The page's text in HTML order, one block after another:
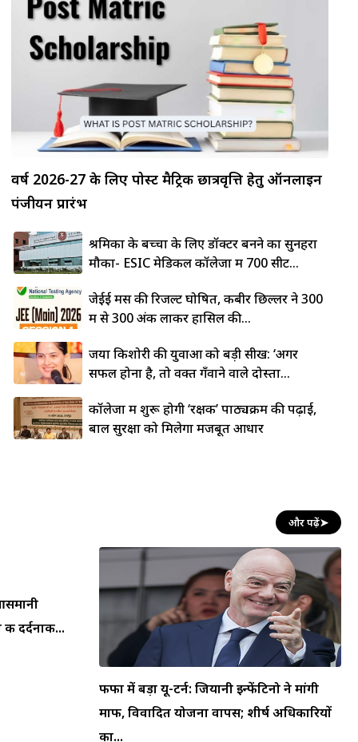
वर्ष 2026-27 के लिए पोस्ट मैट्रिक छात्रवृत्ति हेतु ऑनलाइन
पंजीयन प्रारंभ
श्रमिकों के बच्चों के लिए डॉक्टर बनने का सुनहरा
मौका- ESIC मेडिकल कॉलेजों में 700 सीटें...
जेईई मेंस की रिजल्ट घोषित, कबीर छिल्लर ने 300
में से 300 अंक लाकर हासिल की...
जया किशोरी की युवाओं को बड़ी सीख: ‘अगर
सफल होना है, तो वक्त गँवाने वाले दोस्तों...
कॉलेजों में शुरू होगी ‘रक्षक’ पाठ्यक्रम की पढ़ाई,
बाल सुरक्षा को मिलेगा मजबूत आधार
और पढ़ें➤
दर्दनाक...
फीफा में बड़ा यू-टर्न: जियानी इन्फेंटिनो ने मांगी
माफी, विवादित योजना वापस; शीर्ष अधिकारियों
का...